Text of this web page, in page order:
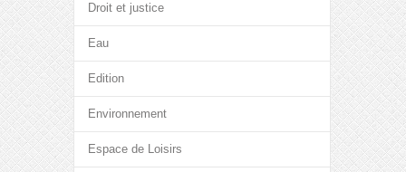
Droit et justice
Eau
Edition
Environnement
Espace de Loisirs